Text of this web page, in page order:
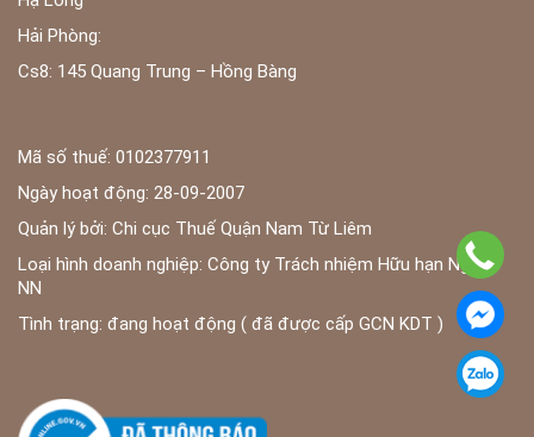
Hải Phòng:
Cs8: 145 Quang Trung – Hồng Bàng
Mã số thuế: 0102377911
Ngày hoạt động: 28-09-2007
Quản lý bởi: Chi cục Thuế Quận Nam Từ Liêm
Loại hình doanh nghiệp: Công ty Trách nhiệm Hữu hạn Ngoài
NN
Tình trạng: đang hoạt động ( đã được cấp GCN KDT )